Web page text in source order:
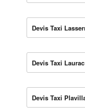
Devis Taxi
Devis Taxi Laurac
Devis Taxi